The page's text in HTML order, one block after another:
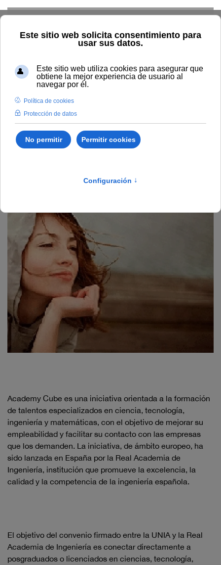
Inicio General Inserción Laboral AcademyCube
Inserción Laboral
AcademyCube
Academy Cube es una iniciativa orientada a la formación
de talentos especializados en ciencia, tecnología,
ingeniería y matemáticas, con el objetivo de mejorar su
empleabilidad y facilitar su contacto con las empresas
que los demanden. La iniciativa, de ámbito europeo, ha
sido lanzada en España por la Real Academia de
Ingeniería, institución que promueve la excelencia, la
calidad y la competencia de la ingeniería española.
El objetivo del convenio firmado entre la UNIA y la Real
Academia de Ingeniería es conectar directamente a
posgraduados o licenciados en ciencias, tecnología,